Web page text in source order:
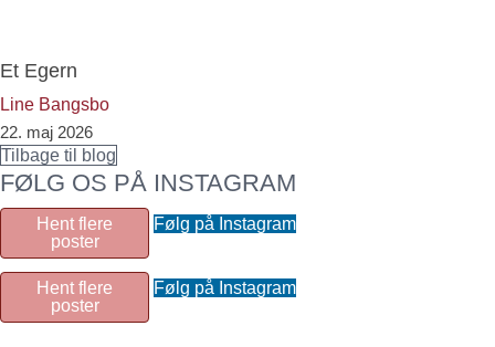
Et Egern
Line Bangsbo
22. maj 2026
Tilbage til blog
FØLG OS PÅ INSTAGRAM
Hent flere
poster
Følg på Instagram
Hent flere
poster
Følg på Instagram